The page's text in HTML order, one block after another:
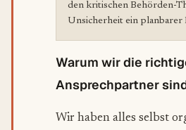
den kritischen Behörden-
Unsicherheit ein planbarer
Warum wir die
Ansprechpartner
Wir haben alles selbst